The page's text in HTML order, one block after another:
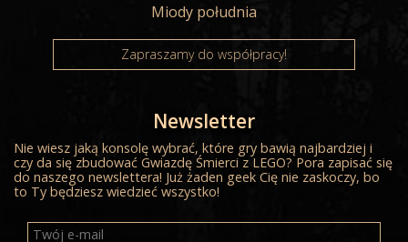
Miody południa
Zapraszamy do współpracy!
Newsletter
Nie wiesz jaką konsolę wybrać, które gry bawią najbardziej i
czy da się zbudować Gwiazdę Śmierci z LEGO? Pora zapisać się
do naszego newslettera! Już żaden geek Cię nie zaskoczy, bo
to Ty będziesz wiedzieć wszystko!